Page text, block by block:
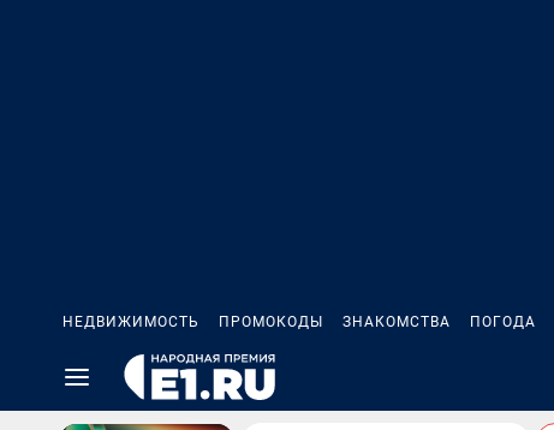
НЕДВИЖИМОСТЬ ПРОМОКОДЫ ЗНАКОМСТВА ПОГОДА